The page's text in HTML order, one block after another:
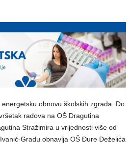
obnovu školskih zgrada. Do
radova na OŠ Dragutina
Stražimira u vrijednosti više od
Gradu obnavlja OŠ Đure Deželića